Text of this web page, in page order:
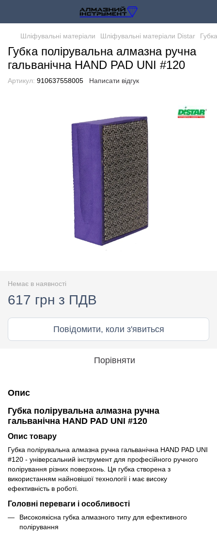
Шліфувальні матеріали Шліфувальні матеріали Distar
Губка полірувальна алмазна ручна
гальванічна HAND PAD UNI #120
Артикул: 910637558005 Написати відгук
Немає в наявності
617 грн з ПДВ
Повідомити, коли з'явиться
Порівняти
Опис
Губка полірувальна алмазна ручна
гальванічна HAND PAD UNI #120
Опис товару
Губка полірувальна алмазна ручна гальванічна HAND PAD UNI
#120 - універсальний інструмент для професійного ручного
полірування різних поверхонь. Ця губка створена з
використанням найновішої технології і має високу
ефективність в роботі.
Головні переваги і особливості
Високоякісна губка алмазного типу для ефективного
полірування